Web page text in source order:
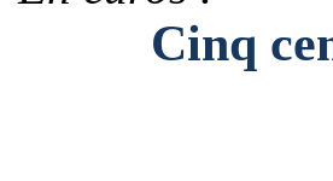
Cinq cent